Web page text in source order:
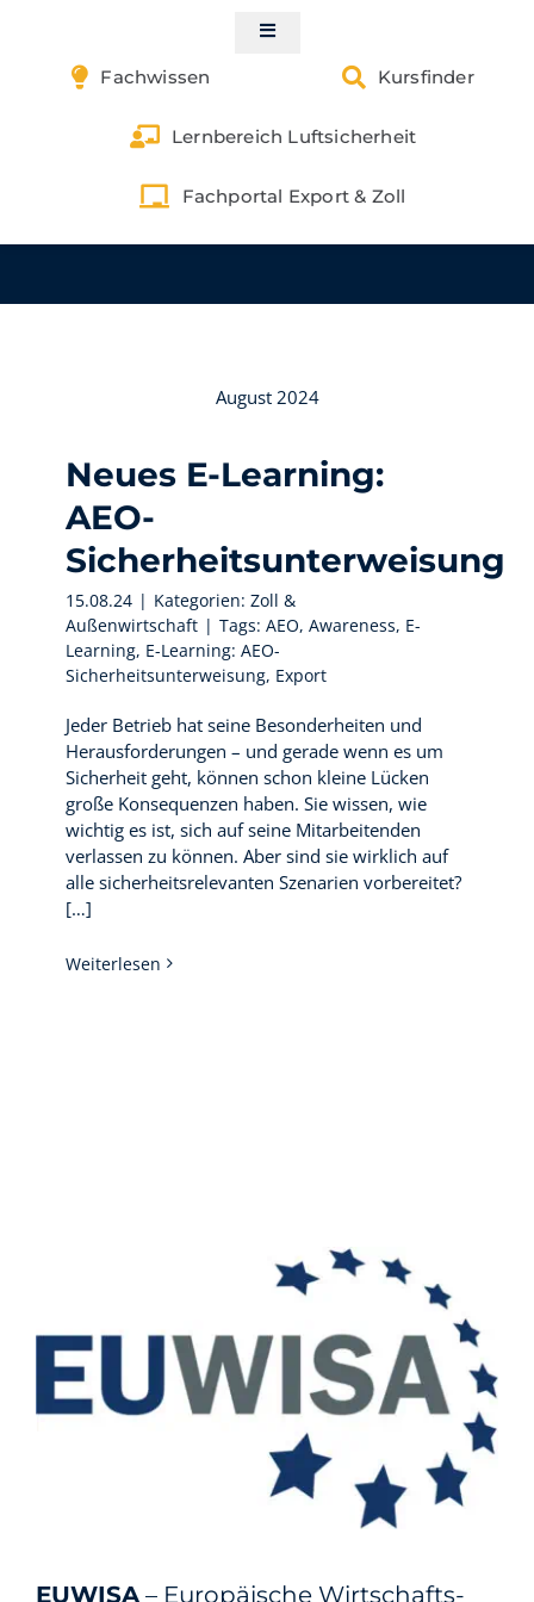
Toggle
Navigation
Buchungen | Shop
Fachwissen Kursfinder
Lernbereich Luftsicherheit
Fachportal Export & Zoll
August 2024
Neues E-Learning:
AEO-
Sicherheitsunterweisung
15.08.24 | Kategorien: Zoll &
Außenwirtschaft | Tags: AEO, Awareness, E-
Learning, E-Learning: AEO-
Sicherheitsunterweisung, Export
Jeder Betrieb hat seine Besonderheiten und
Herausforderungen – und gerade wenn es um
Sicherheit geht, können schon kleine Lücken
große Konsequenzen haben. Sie wissen, wie
wichtig es ist, sich auf seine Mitarbeitenden
verlassen zu können. Aber sind sie wirklich auf
alle sicherheitsrelevanten Szenarien vorbereitet?
[…]
Weiterlesen
EUWISA– Europäische Wirtschafts-